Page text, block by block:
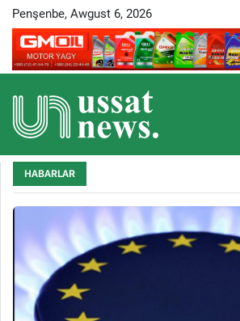
Penşenbe, Awgust 6, 2026
HABARLAR